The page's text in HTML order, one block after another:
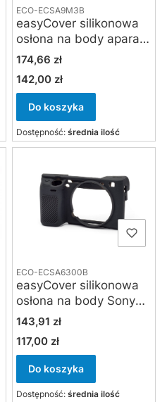
ECO-ECSA9M3B
easyCover silikonowa
osłona na body aparatu
Sony A9 III / Sony A1 II -
czarna
Cena
174,66 zł
Cena
142,00 zł
Do koszyka
Dostępność: średnia ilość
ECO-ECSA6300B
easyCover silikonowa
osłona na body Sony
A6000 / A6100 /
A6300 / A6400 -
czarna
Cena
143,91 zł
Cena
117,00 zł
Do koszyka
Dostępność: średnia ilość